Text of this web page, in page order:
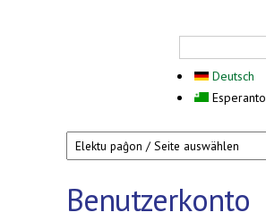
Deutsch
Esperanto
Benutzerkonto